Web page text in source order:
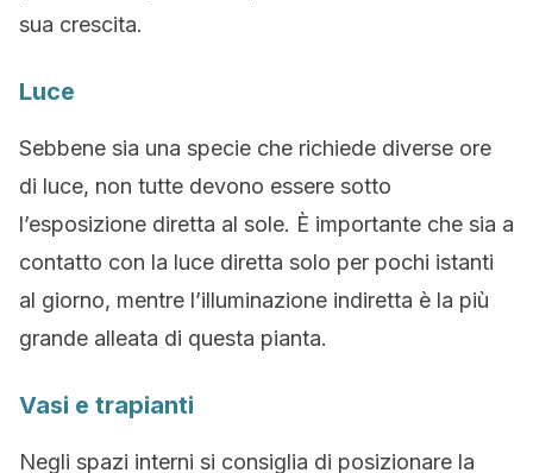
sua crescita.
Luce
Sebbene sia una specie che richiede diverse ore
di luce, non tutte devono essere sotto
l’esposizione diretta al sole. È importante che sia a
contatto con la luce diretta solo per pochi istanti
al giorno, mentre l’illuminazione indiretta è la più
grande alleata di questa pianta.
Vasi e trapianti
Negli spazi interni si consiglia di posizionare la